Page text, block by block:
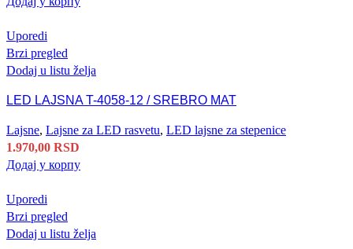
Uporedi
Brzi pregled
Dodaj u listu želja
LED LAJSNA T-4058-12 / SREBRO MAT
Lajsne, Lajsne za LED rasvetu, LED lajsne za stepenice
1.970,00 RSD
Додај у корпу
Uporedi
Brzi pregled
Dodaj u listu želja